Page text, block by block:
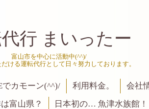
行 まいったー
富山市を中心に活動中(^^)/
ける運転代行として日々努力しております。
でカモーン(^^)/ 利用料金。 会社
富山県？ 日本初の… 魚津水族館！